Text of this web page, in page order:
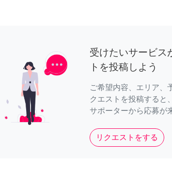
受けたいサービス
トを投稿しよう
ご希望内容、エリア、
クエストを投稿すると
サポーターから応募が
リクエストをする